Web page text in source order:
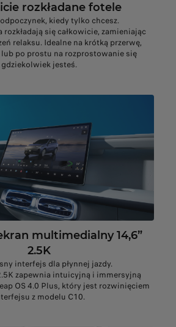
rozkładane fotele
kiedy tylko chcesz.
rozkładają się całkowicie, zamieniając
relaksu. Idealne na krótką przerwę,
po prostu na rozprostowanie się
gdziekolwiek jesteś.
multimedialny 14,6”
2.5K
interfejs dla płynnej jazdy.
zapewnia intuicyjną i immersyjną
OS 4.0 Plus, który jest rozwinięciem
z modelu C10.